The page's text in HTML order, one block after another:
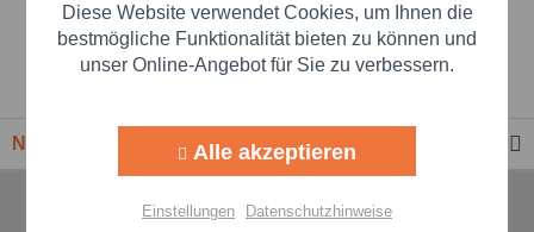
Beste Markenqualität
Newsletter
Marketing Aktiv
Personalisierung Aktiv
Diese Website verwendet Cookies, um Ihnen die
bestmögliche Funktionalität bieten zu können und
unser Online-Angebot für Sie zu verbessern.
Alle akzeptieren
Einstellungen Datenschutzhinweise